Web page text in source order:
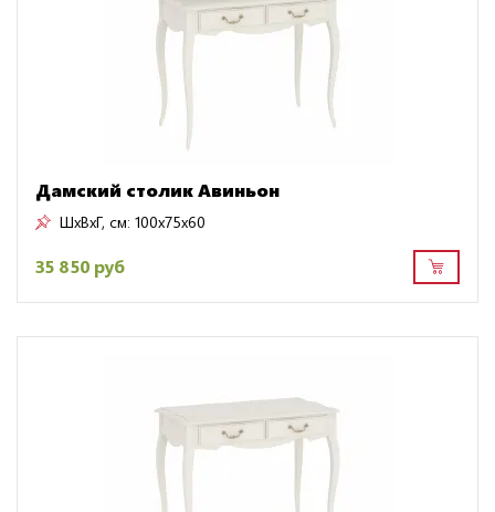
Дамский столик Авиньон
ШxВxГ, см: 100x75x60
35 850 руб